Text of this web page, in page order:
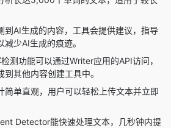
到AI生成的内容，工具会提供建议，指导
少AI生成的痕迹。
测功能可以通过Writer应用的API访问，
其他内容创建工具中。
简单直观，用户可以轻松上传文本并立即
Detector能快速处理文本，几秒钟内提